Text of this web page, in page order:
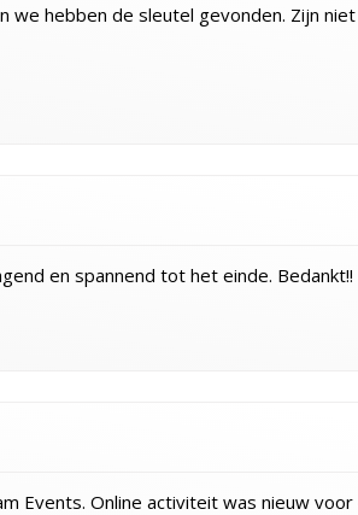
we hebben de sleutel gevonden. Zijn
en spannend tot het einde.
Events. Online activiteit was nieuw